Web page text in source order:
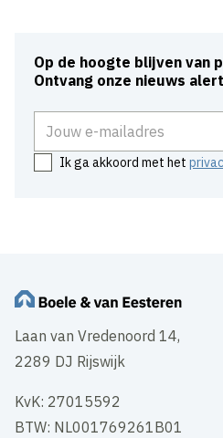
Op de hoogte blijven van
Ontvang onze nieuws
Ik ga akkoord met het
Laan van Vredenoord 14,
2289 DJ Rijswijk
KvK: 27015592
BTW: NL001769261B01